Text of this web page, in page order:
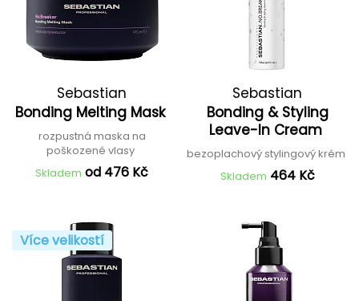
Sebastian
Bonding Melting Mask
rozpustná maska na
poškozené vlasy
Skladem od 476 Kč
Sebastian
Bonding & Styling
Leave-In Cream
bezoplachový stylingový krém
Skladem 464 Kč
Více velikostí